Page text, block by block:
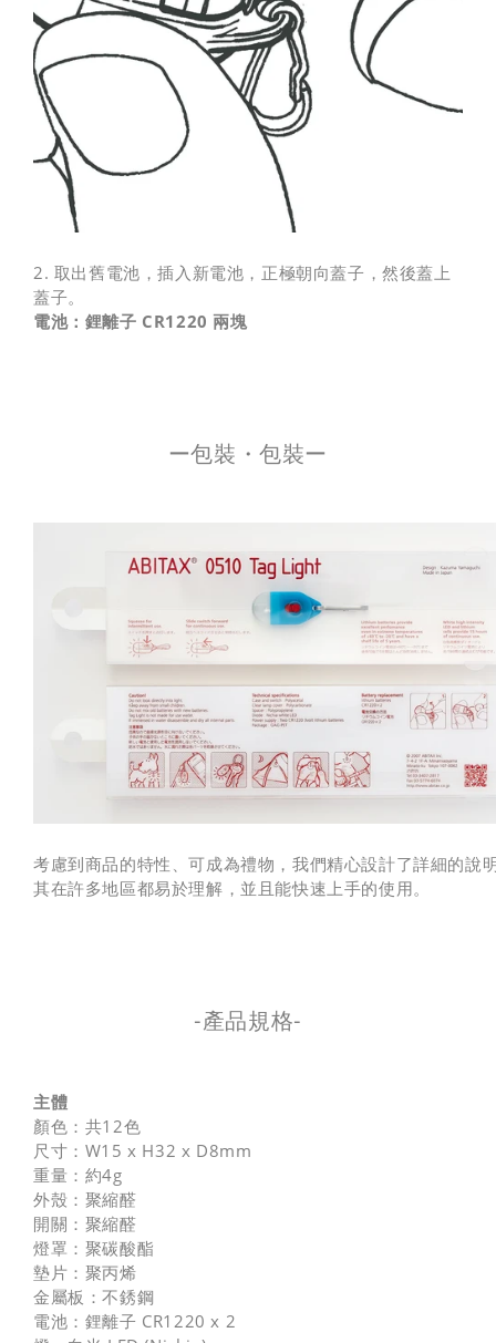
2. 取出舊電池，插入新電池，正極朝向蓋子，然後蓋上
蓋子。
電池：鋰離子 CR1220 兩塊
ー包裝・包裝ー
考慮到商品的特性、可成為禮物，我們精心設計了詳細的說
其在許多地區都易於理解，並且能快速上手的使用。
-產品規格-
主體
顏色：共12色
尺寸：W15 x H32 x D8mm
重量：約4g
外殼：聚縮醛
開關：聚縮醛
燈罩：聚碳酸酯
墊片：聚丙烯
金屬板：不銹鋼
電池：鋰離子 CR1220 x 2